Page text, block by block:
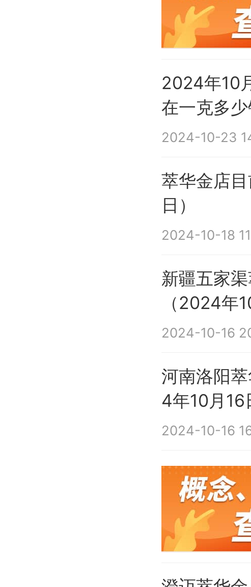
2024年10
在一克多少
2024-10-23
萃华金店
日）
2024-10-18
新疆五家
（2024年
2024-10-16
河南洛阳
4年10月16
2024-10-16